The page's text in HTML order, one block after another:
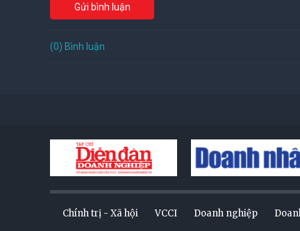
Gửi bình luận
(0) Bình luận
Chính trị - Xã hội VCCI Doanh nghiệp